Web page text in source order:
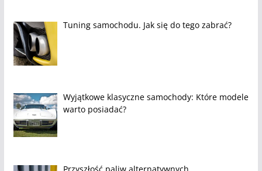
Tuning samochodu. Jak się do tego zabrać?
Wyjątkowe klasyczne samochody: Które modele
warto posiadać?